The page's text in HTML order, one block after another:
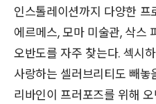
인스톨레이션까지 다양한
에르메스, 모마 미술관, 삭스
오반도를 자주 찾는다. 섹시
사랑하는 셀러브리티도 빼놓
리바인이 프러포즈를 위해